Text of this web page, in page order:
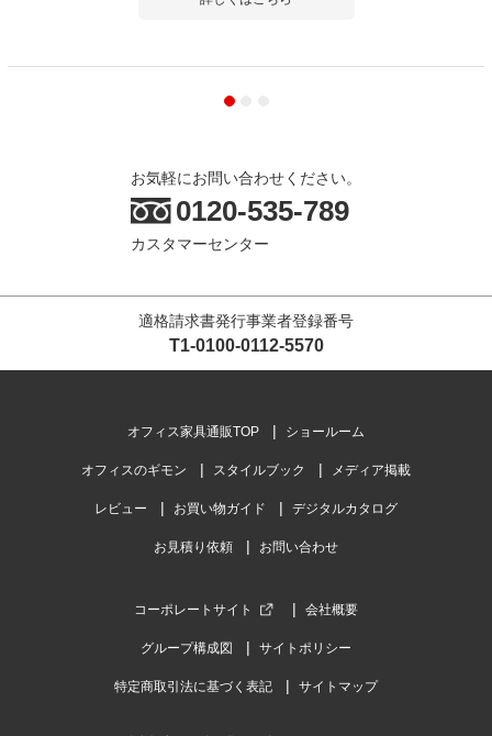
お気軽にお問い合わせください。
0120-535-789
カスタマーセンター
適格請求書発行事業者登録番号
T1-0100-0112-5570
オフィス家具通販TOP ショールーム
オフィスのギモン スタイルブック メディア掲載
レビュー お買い物ガイド デジタルカタログ
お見積り依頼 お問い合わせ
コーポレートサイト 会社概要
グループ構成図 サイトポリシー
特定商取引法に基づく表記 サイトマップ